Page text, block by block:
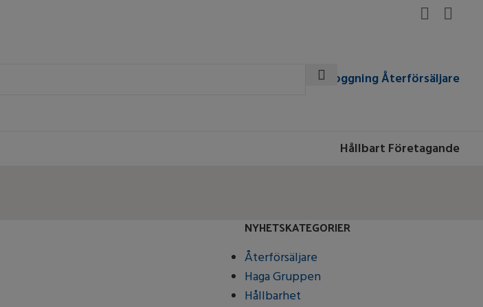
Inloggning Återförsäljare
Hållbart Företagande
NYHETSKATEGORIER
Återförsäljare
Haga Gruppen
Hållbarhet